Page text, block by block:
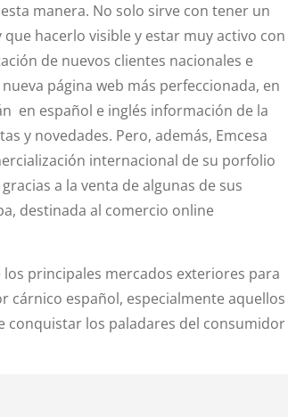
manera. No solo sirve con tener un
hacerlo visible y estar muy activo con
de nuevos clientes nacionales e
página web más perfeccionada, en
en español e inglés información de la
y novedades. Pero, además, Emcesa
internacional de su porfolio
a la venta de algunas de sus
destinada al comercio online
principales mercados exteriores para
cárnico español, especialmente aquellos
conquistar los paladares del consumidor